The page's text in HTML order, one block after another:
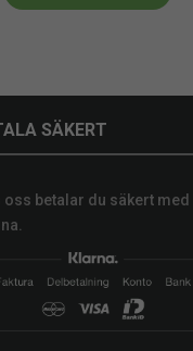
SÄKERT
oss betalar du säkert med